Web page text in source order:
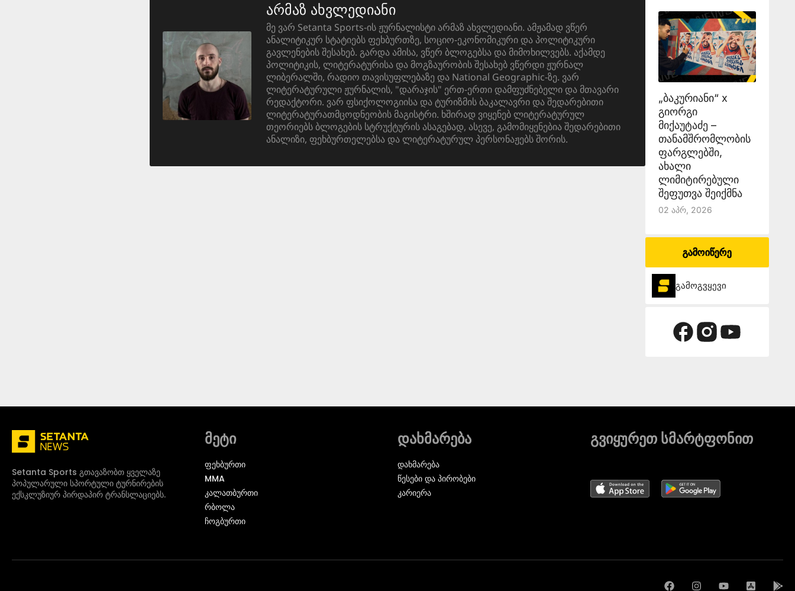
არმაზ ახვლედიანი
მე ვარ Setanta Sports-ის ჟურნალისტი არმაზ ახვლედიანი. ამჟამად ვწერ
ანალიტიკურ სტატიებს ფეხბურთზე, სოციო-ეკონომიკური და პოლიტიკური
გავლენების შესახებ. გარდა ამისა, ვწერ ბლოგებსა და მიმოხილვებს. აქამდე
პოლიტიკის, ლიტერატურისა და მოგზაურობის შესახებ ვწერდი ჟურნალ
ლიბერალში, რადიო თავისუფლებაზე და National Geographic-ზე. ვარ
ლიტერატურული ჟურნალის, "დარაჯის" ერთ-ერთი დამფუძნებელი და მთავარი
რედაქტორი. ვარ ფსიქოლოგიისა და ტურიზმის ბაკალავრი და შედარებითი
ლიტერატურათმცოდნეობის მაგისტრი. ხშირად ვიყენებ ლიტერატურულ
თეორიებს ბლოგების სტრუქტურის ასაგებად, ასევე, გამომიყენებია შედარებითი
ანალიზი, ფეხბურთელებსა და ლიტერატურულ პერსონაჟებს შორის.
„ბაკურიანი“ x
გიორგი
მიქაუტაძე –
თანამშრომლობის
ფარგლებში,
ახალი
ლიმიტირებული
შეფუთვა შეიქმნა
02 Აპრ, 2026
გამოიწერე
გამოგვყევი
Setanta Sports გთავაზობთ ყველაზე
პოპულარული სპორტული ტურნირების
ექსკლუზიურ პირდაპირ ტრანსლაციებს.
მეტი
ᲤᲔᲮᲑᲣᲠᲗᲘ
MMA
ᲙᲐᲚᲐᲗᲑᲣᲠᲗᲘ
ᲠᲑᲝᲚᲐ
ᲩᲝᲒᲑᲣᲠᲗᲘ
დახმარება
დახმარება
წესები და პირობები
კარიერა
გვიყურეთ სმარტფონით